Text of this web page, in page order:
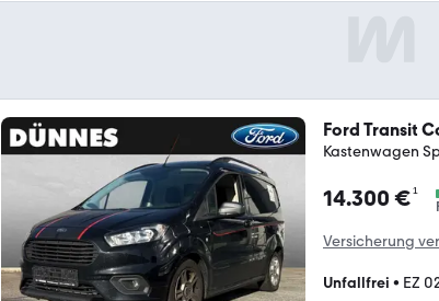
Ford Transit
Kastenwagen
14.300 €¹
Versicherung
Unfallfrei • EZ